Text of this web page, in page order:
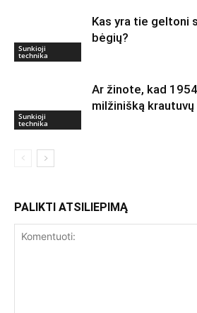
Sunkioji
technika
Kas yra tie geltoni
bėgių?
Sunkioji
technika
Ar žinote, kad
milžinišką
PALIKTI ATSILIEPIMĄ